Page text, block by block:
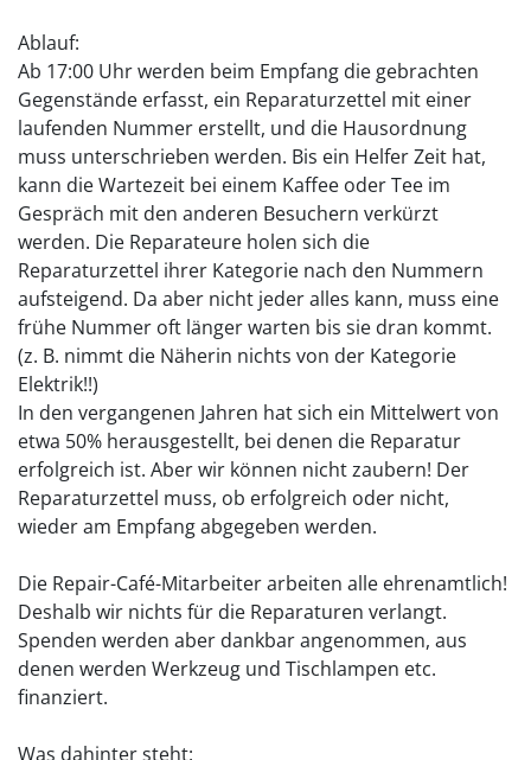
Ablauf:
Ab 17:00 Uhr werden beim Empfang die gebrachten
Gegenstände erfasst, ein Reparaturzettel mit einer
laufenden Nummer erstellt, und die Hausordnung
muss unterschrieben werden. Bis ein Helfer Zeit hat,
kann die Wartezeit bei einem Kaffee oder Tee im
Gespräch mit den anderen Besuchern verkürzt
werden. Die Reparateure holen sich die
Reparaturzettel ihrer Kategorie nach den Nummern
aufsteigend. Da aber nicht jeder alles kann, muss eine
frühe Nummer oft länger warten bis sie dran kommt.
(z. B. nimmt die Näherin nichts von der Kategorie
Elektrik!!)
In den vergangenen Jahren hat sich ein Mittelwert von
etwa 50% herausgestellt, bei denen die Reparatur
erfolgreich ist. Aber wir können nicht zaubern! Der
Reparaturzettel muss, ob erfolgreich oder nicht,
wieder am Empfang abgegeben werden.
Die Repair-Café-Mitarbeiter arbeiten alle ehrenamtlich!
Deshalb wir nichts für die Reparaturen verlangt.
Spenden werden aber dankbar angenommen, aus
denen werden Werkzeug und Tischlampen etc.
finanziert.
Was dahinter steht: